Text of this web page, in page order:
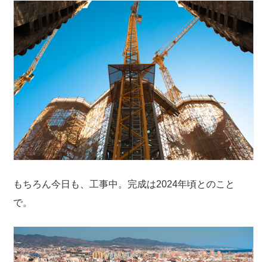
もちろん今日も、工事中。完成は2024年頃とのこと
で。